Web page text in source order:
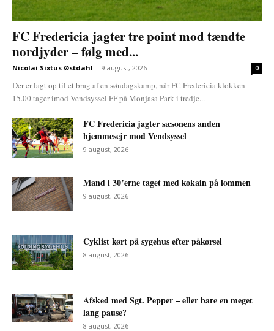
FC Fredericia jagter tre point mod tændte
nordjyder – følg med...
Nicolai Sixtus Østdahl - 9 august, 2026 0
Der er lagt op til et brag af en søndagskamp, når FC Fredericia klokken
15.00 tager imod Vendsyssel FF på Monjasa Park i tredje...
FC Fredericia jagter sæsonens anden
hjemmesejr mod Vendsyssel
9 august, 2026
Mand i 30’erne taget med kokain på lommen
9 august, 2026
Cyklist kørt på sygehus efter påkørsel
8 august, 2026
Afsked med Sgt. Pepper – eller bare en meget
lang pause?
8 august, 2026